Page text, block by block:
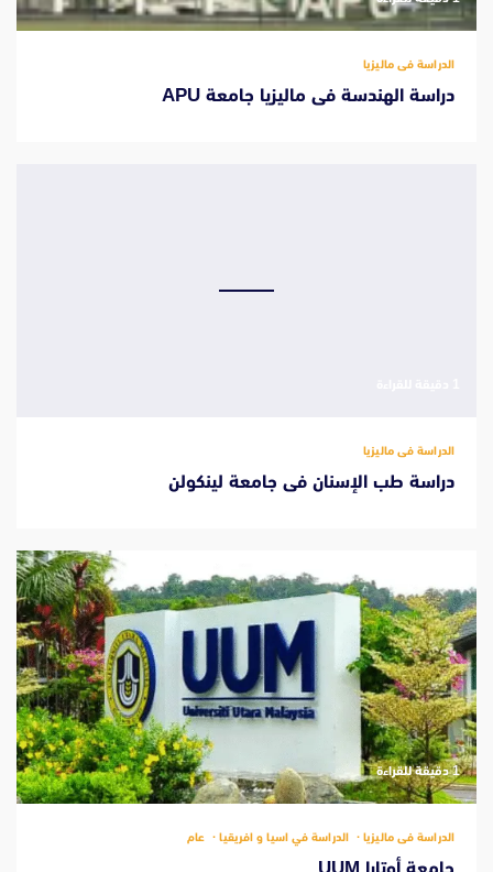
الدراسة فى ماليزيا
دراسة الهندسة فى ماليزيا جامعة APU
الدراسة فى ماليزيا
دراسة طب الإسنان فى جامعة لينكولن
‫1 دقيقة للقراءة
الدراسة فى ماليزيا الدراسة في اسيا و افريقيا عام